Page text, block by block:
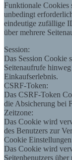
Funktionale Cookies
unbedingt
eindeutige zufällige
über mehrere
Session:
Das Session Cookie
Seitenaufrufe
Einkaufserlebnis.
CSRF-Token:
Das CSRF-Token
die Absicherung bei
Zeitzone:
Das Cookie wird
des Benutzers zur
Cookie
Das Cookie wird
Seitenbenutzers